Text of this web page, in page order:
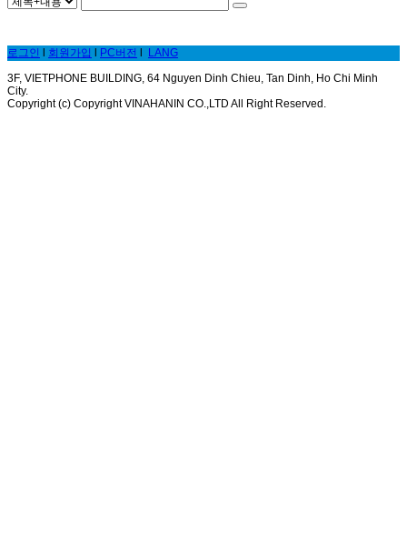
로그인 회원가입 PC버전
LANG
3F, VIETPHONE BUILDING, 64 Nguyen Dinh Chieu, Tan Dinh, Ho Chi Minh
City.
Copyright (c) Copyright VINAHANIN CO.,LTD All Right Reserved.